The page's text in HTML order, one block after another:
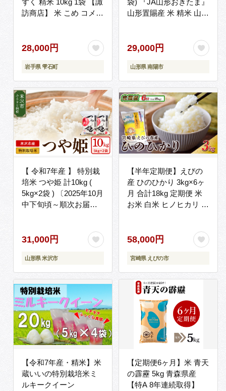
ずく 精米 10kg 1袋 【諏
訪商店】 米 こめ コメ
星 5ツ星 お米 マイスタ
ー 10キロ 国産 岩手県
産 産地直送 プレゼント
お取り寄せ 仕送り 人気
おすすめ
28,000円
岩手県 雫石町
袋) 『JA山形おきたま』
山形置賜産 米 精米 山形
29,000円
山形県 南陽市
【 令和7年産 】 特別栽
培米 つや姫 計10kg (
5kg×2袋 ) 〔2025年10月
中下旬頃～順次お届
31,000円
山形県 米沢市
【半年定期便】えびの
産 ひのひかり 3kg×6ヶ
月 合計18kg 定期便 米
お米 白米 ヒノヒカリ お
しい 送料無料
58,000円
宮崎県 えびの市
【令和7年産・精米】米
蔵いいの特別栽培米ミ
ルキークイーン
【定期便6ヶ月】米 青天
の霹靂 5kg 青森県産
【特A 8年連続取得】